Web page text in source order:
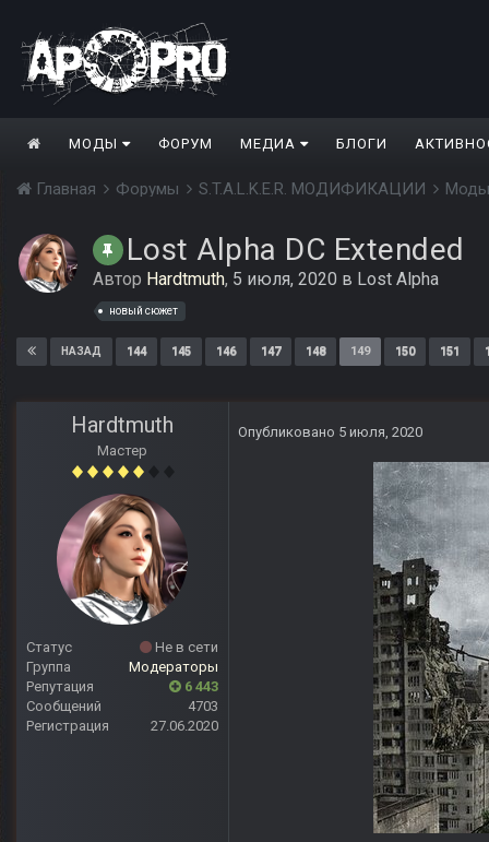
МОДЫ ФОРУМ МЕДИА БЛОГИ
Главная Форумы S.T.A.L.K.E.R. МОДИФИКАЦИИ
Lost Alpha DC Extended
Автор Hardtmuth, 5 июля, 2020 в Lost Alpha
новый сюжет
НАЗАД 144 145 146 147 148 149 150 151
Hardtmuth
Мастер
Статус
Не в сети
Группа
Модераторы
Репутация
6 443
Сообщений
4703
Регистрация
27.06.2020
Опубликовано 5 июля, 2020